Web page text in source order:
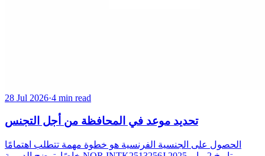
28 Jul 2026·4 min read
تحديد موعد في المحافظة من أجل التجنس
الحصول على الجنسية الفرنسية هو خطوة مهمة تتطلب اهتمامًا